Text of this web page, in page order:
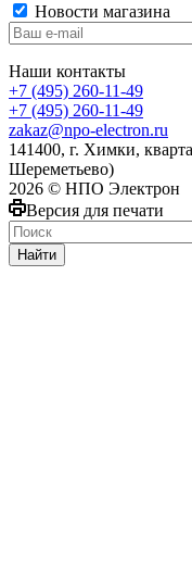
Новости магазина
Наши контакты
+7 (495) 260-11-49
+7 (495) 260-11-49
zakaz@npo-electron.ru
141400, г. Химки,
Шереметьево)
2026 © НПО Электрон
Версия для печати
Найти